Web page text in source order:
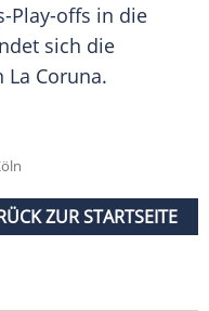
Play-offs in die
sich die
La Coruna.
ZUR STARTSEITE